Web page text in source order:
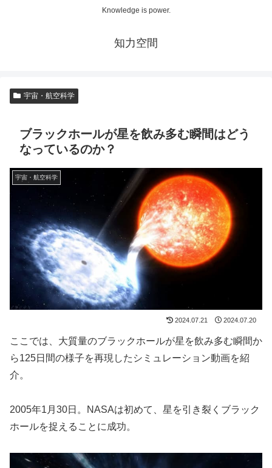
Knowledge is power.
知力空間
宇宙・航空科学
ブラックホールが星を飲み多む瞬間はどう
なっているのか？
宇宙・航空科学
2024.07.21 2024.07.20
ここでは、大質量のブラックホールが星を飲み多む瞬間か
ら125日間の様子を再現したシミュレーション動画を紹
介。
2005年1月30日。NASAは初めて、星を引き裂くブラック
ホールを捉えることに成功。